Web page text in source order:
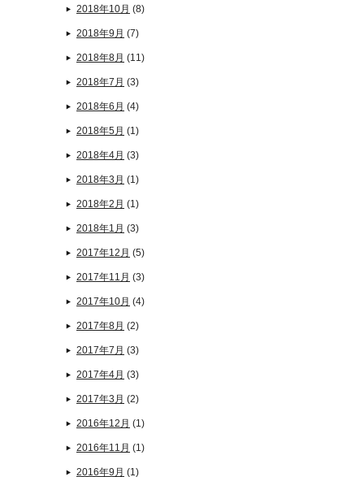
2018年10月 (8)
2018年9月 (7)
2018年8月 (11)
2018年7月 (3)
2018年6月 (4)
2018年5月 (1)
2018年4月 (3)
2018年3月 (1)
2018年2月 (1)
2018年1月 (3)
2017年12月 (5)
2017年11月 (3)
2017年10月 (4)
2017年8月 (2)
2017年7月 (3)
2017年4月 (3)
2017年3月 (2)
2016年12月 (1)
2016年11月 (1)
2016年9月 (1)